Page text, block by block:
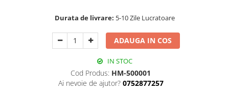
Durata de livrare: 5-10 Zile Lucratoare
ADAUGA IN COS
IN STOC
Cod Produs: HM-500001
Ai nevoie de ajutor? 0752877257